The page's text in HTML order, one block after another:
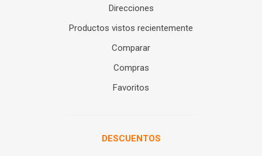
Direcciones
Productos vistos recientemente
Comparar
Compras
Favoritos
DESCUENTOS